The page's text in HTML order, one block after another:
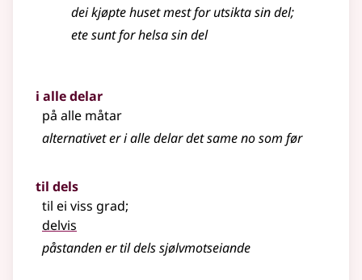
dei kjøpte huset mest for utsikta sin del;
ete sunt for helsa sin del
i alle delar
på alle måtar
alternativet er i alle delar det same no som før
til dels
til ei viss grad;
delvis
påstanden er til dels sjølvmotseiande